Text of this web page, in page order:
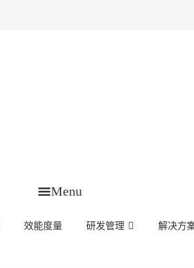
Menu
效能度量 研发管理 解决方